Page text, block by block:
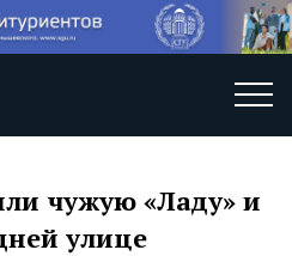
чужую «Ладу» и
улице